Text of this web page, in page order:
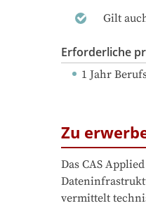
Gilt
Erforderliche
1 Jahr
Zu
Das CAS
vermittelt